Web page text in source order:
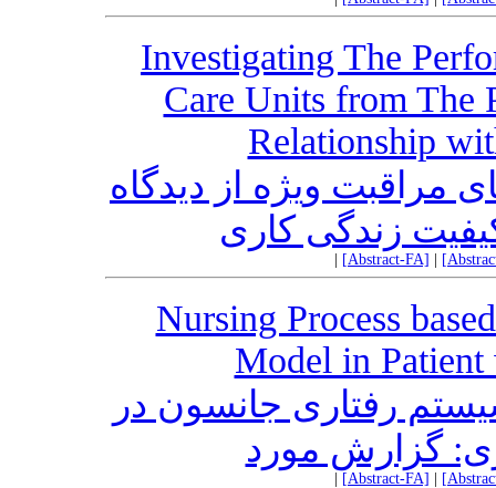
Investigating The
Care Units from The
Relationship
ویژه از دیدگاه
زندگی کاری
[Abstract-FA]
Nursing Process
Model in
رفتاری جانسون در
گزارش مورد
[Abstract-FA]